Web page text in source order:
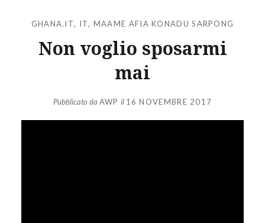
GHANA.IT, IT, MAAME AFIA KONADU SARPONG
Non voglio sposarmi
mai
Pubblicato da AWP il 16 NOVEMBRE 2017